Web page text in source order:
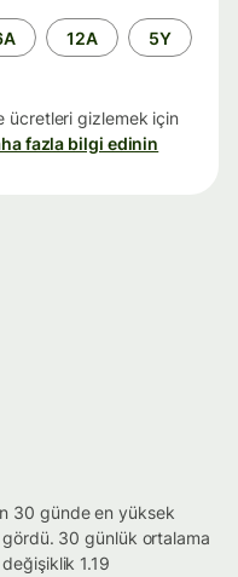
12A 5Y
ücretleri gizlemek için
fazla bilgi edinin
30 günde en yüksek
30 günlük ortalama
1.19